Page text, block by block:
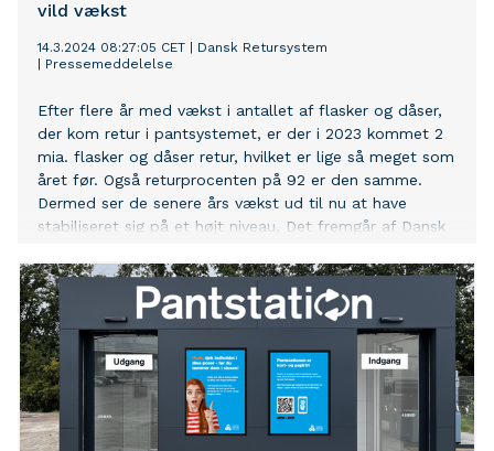
vild vækst
14.3.2024 08:27:05 CET
Dansk Retursystem
Pressemeddelelse
Efter flere år med vækst i antallet af flasker og dåser,
der kom retur i pantsystemet, er der i 2023 kommet 2
mia. flasker og dåser retur, hvilket er lige så meget som
året før. Også returprocenten på 92 er den samme.
Dermed ser de senere års vækst ud til nu at have
stabiliseret sig på et højt niveau. Det fremgår af Dansk